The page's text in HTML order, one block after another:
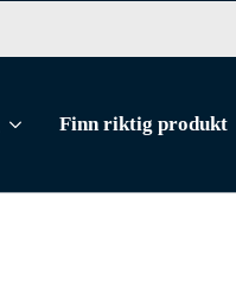
Finn riktig produkt